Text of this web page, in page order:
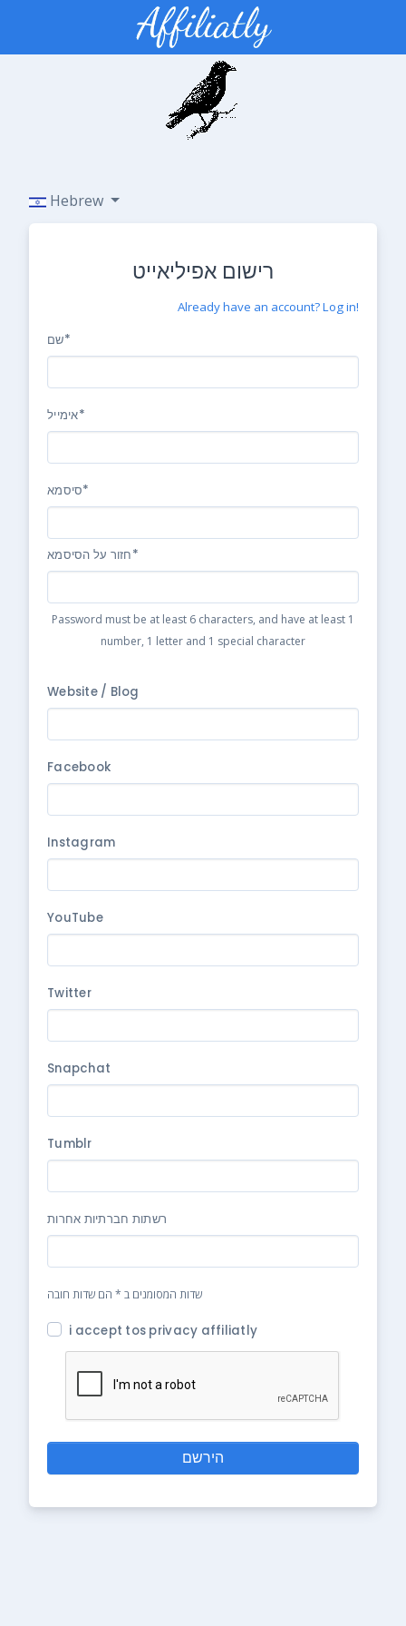
Hebrew
רישום אפיליאייט
Already have an account? Log in!
שם*
אימייל*
סיסמא*
חזור על הסיסמא*
Password must be at least 6 characters, and have at least 1
number, 1 letter and 1 special character
Website / Blog
Facebook
Instagram
YouTube
Twitter
Snapchat
Tumblr
רשתות חברתיות אחרות
שדות המסומנים ב * הם שדות חובה
i accept tos privacy affiliatly
הירשם